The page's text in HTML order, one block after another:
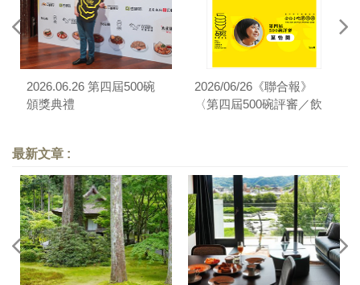
2026.06.26 第四屆500碗
頒獎典禮
2026/06/26《聯合報》
〈第四屆500碗評審／飲
最新文章 :